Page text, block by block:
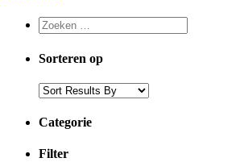
Sorteren op
Categorie
Filter